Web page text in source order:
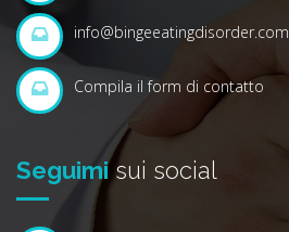
info@bingeeatingdisorder.com
Compila il form di contatto
Seguimisui social